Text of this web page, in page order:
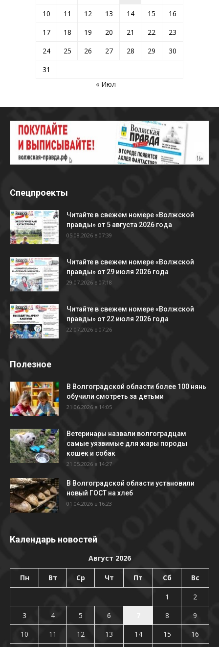
10
11 12 13 14 15
16
17
18 19 20 21 22
23
24
25 26 27 28 29
30
31
« Июл
Спецпроекты
Читайте в свежем номере «Волжской
правды» от 5 августа 2026 года
05.08.2026 в 07:39
Читайте в свежем номере «Волжской
правды» от 29 июля 2026 года
29.07.2026 в 07:18
Читайте в свежем номере «Волжской
правды» от 22 июля 2026 года
22.07.2026 в 07:26
Полезное
В Волгоградской области более 100 нянь
обучили смотреть за детьми
21.06.2026 в 14:05
Ветеринары назвали волгоградцам
самые уязвимые для жары породы
кошек и собак
21.05.2026 в 14:27
В Волгоградской области установили
новый ГОСТ на хлеб
01.04.2026 в 16:23
Календарь новостей
Август 2026
Пн Вт Ср Чт Пт Сб Вс
1
2
3
4 5 6 8
9
10
11 12 13 14 15
16